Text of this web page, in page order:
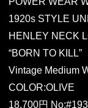
1920s STYLE
HENLEY NECK
“BORN TO KILL”
Vintage Medium
COLOR:OLIVE
18,700円